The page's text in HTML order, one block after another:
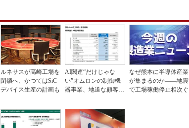
ルネサスが高崎工場を
閉鎖へ、かつてはSiC
デバイス生産の計画も
AI関連“だけじゃな
い”オムロンの制御機
器事業、地道な顧客基
なぜ熊本に半導体産業
が集まるのか――地震
で工場稼働停止相次ぐ